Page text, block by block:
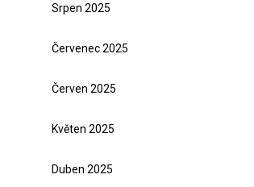
Srpen 2025
Červenec 2025
Červen 2025
Květen 2025
Duben 2025